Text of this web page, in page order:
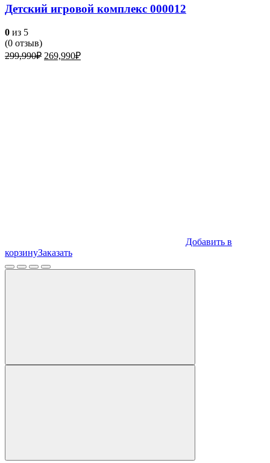
Детский игровой комплекс 000012
0 из 5
(0 отзыв)
299,990₽ Первоначальная
269,990₽Текущая
Добавить в
корзинуЗаказать